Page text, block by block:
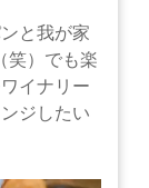
と我が家
笑）でも楽
イナリー
ジしたい